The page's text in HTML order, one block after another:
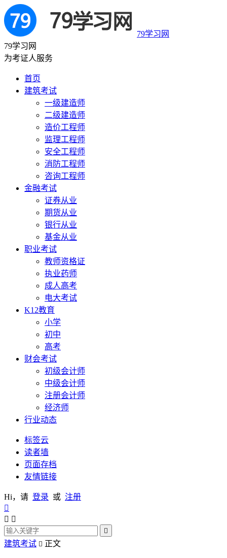
79学习网
79学习网
为考证人服务
首页
建筑考试
一级建造师
二级建造师
造价工程师
监理工程师
安全工程师
消防工程师
咨询工程师
金融考试
证券从业
期货从业
银行从业
基金从业
职业考试
教师资格证
执业药师
成人高考
电大考试
K12教育
小学
初中
高考
财会考试
初级会计师
中级会计师
注册会计师
经济师
行业动态
标签云
读者墙
页面存档
友情链接
Hi，请 登录 或 注册

 

建筑考试  正文